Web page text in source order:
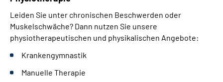
Leiden Sie unter chronischen Beschwerden oder
Muskelschwäche? Dann nutzen Sie unsere
physiotherapeutischen und physikalischen Angebote:
Krankengymnastik
Manuelle Therapie